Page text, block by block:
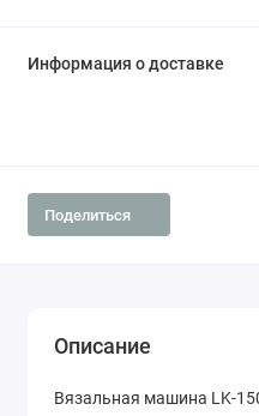
Информация о доставке
Поделиться
Описание
Вязальная машина LK-